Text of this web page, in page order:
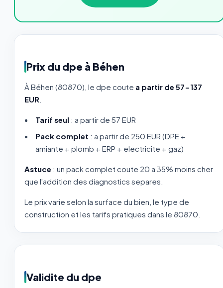
Prix du dpe à Béhen
À Béhen (80870), le dpe coute a partir de 57-137
EUR
Tarif seul : a partir de 57 EUR
Pack complet : a partir de 250 EUR (DPE +
amiante + plomb + ERP + electricite + gaz)
Astuce : un pack complet coute 20 a 35% moins cher
que l'addition des diagnostics separes.
Le prix varie selon la surface du bien, le type de
construction et les tarifs pratiques dans le 80870.
Validite du dpe